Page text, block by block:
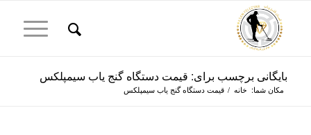
بایگانی برچسب برای: قیمت دستگاه گنج یاب سیمپلکس
مکان شما: خانه / قیمت دستگاه گنج یاب سیمپلکس